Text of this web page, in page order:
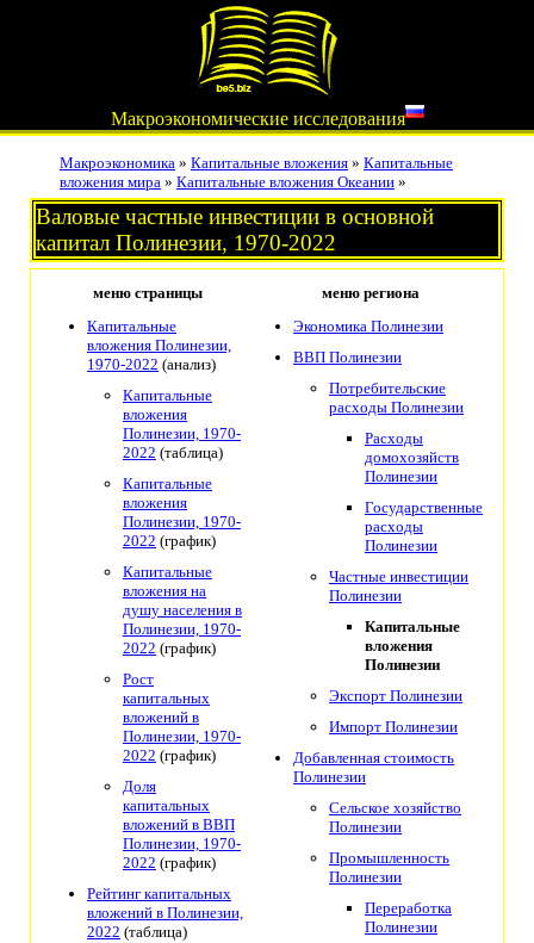
Макроэкономические исследования
Макроэкономика » Капитальные вложения » Капитальные
вложения мира » Капитальные вложения Океании »
Валовые частные инвестиции в основной
капитал Полинезии, 1970-2022
меню страницы
меню региона
Капитальные
вложения Полинезии,
1970-2022 (анализ)
Капитальные
вложения
Полинезии, 1970-
2022 (таблица)
Капитальные
вложения
Полинезии, 1970-
2022 (график)
Капитальные
вложения на
душу населения в
Полинезии, 1970-
2022 (график)
Рост
капитальных
вложений в
Полинезии, 1970-
2022 (график)
Доля
капитальных
вложений в ВВП
Полинезии, 1970-
2022 (график)
Рейтинг капитальных
вложений в Полинезии,
2022 (таблица)
Экономика Полинезии
ВВП Полинезии
Потребительские
расходы Полинезии
Расходы
домохозяйств
Полинезии
Государственные
расходы
Полинезии
Частные инвестиции
Полинезии
Капитальные
вложения
Полинезии
Экспорт Полинезии
Импорт Полинезии
Добавленная стоимость
Полинезии
Сельское хозяйство
Полинезии
Промышленность
Полинезии
Переработка
Полинезии